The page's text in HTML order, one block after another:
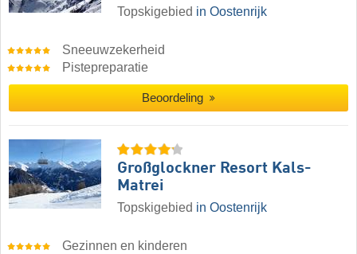
Topskigebied in Oostenrijk
Sneeuwzekerheid
Pistepreparatie
Beoordeling
Großglockner Resort Kals-
Matrei
Topskigebied in Oostenrijk
Gezinnen en kinderen